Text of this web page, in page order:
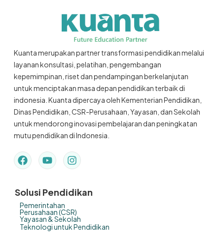
Kuanta merupakan partner transformasi pendidikan melalui
layanan konsultasi, pelatihan, pengembangan
kepemimpinan, riset dan pendampingan berkelanjutan
untuk menciptakan masa depan pendidikan terbaik di
indonesia. Kuanta dipercaya oleh Kementerian Pendidikan,
Dinas Pendidikan, CSR-Perusahaan, Yayasan, dan Sekolah
untuk mendorong inovasi pembelajaran dan peningkatan
mutu pendidikan di Indonesia.
Solusi Pendidikan
Pemerintahan
Perusahaan (CSR)
Yayasan & Sekolah
Teknologi untuk Pendidikan